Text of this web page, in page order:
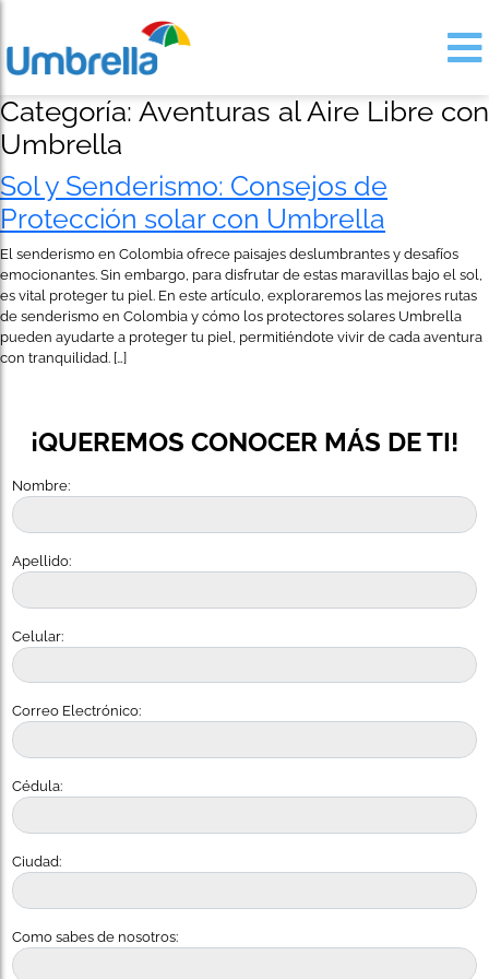
Categoría: Aventuras al Aire Libre con
Umbrella
Sol y Senderismo: Consejos de
Protección solar con Umbrella
El senderismo en Colombia ofrece paisajes deslumbrantes y desafíos
emocionantes. Sin embargo, para disfrutar de estas maravillas bajo el sol,
es vital proteger tu piel. En este artículo, exploraremos las mejores rutas
de senderismo en Colombia y cómo los protectores solares Umbrella
pueden ayudarte a proteger tu piel, permitiéndote vivir de cada aventura
con tranquilidad. […]
¡QUEREMOS CONOCER MÁS DE TI!
Nombre:
Apellido:
Celular:
Correo Electrónico:
Cédula:
Ciudad:
Como sabes de nosotros: